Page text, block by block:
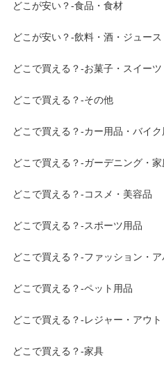
どこが安い？-食品・食材
どこが安い？-飲料・酒・ジュース
どこで買える？-お菓子・スイーツ
どこで買える？-その他
どこで買える？-カー用品・バイク
どこで買える？-ガーデニング・家
どこで買える？-コスメ・美容品
どこで買える？-スポーツ用品
どこで買える？-ファッション・
どこで買える？-ペット用品
どこで買える？-レジャー・アウト
どこで買える？-家具